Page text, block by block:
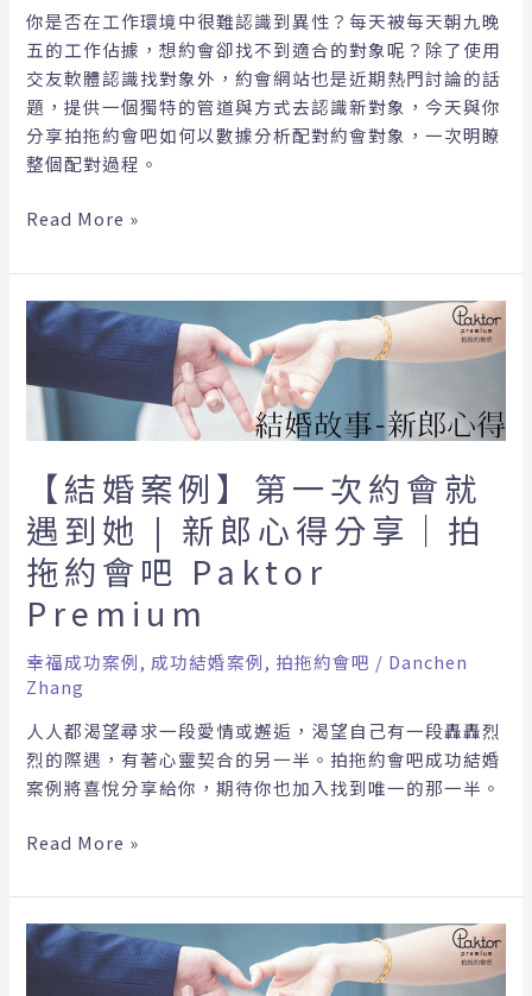
你是否在工作環境中很難認識到異性？每天被每天朝九晚
五的工作佔據，想約會卻找不到適合的對象呢？除了使用
交友軟體認識找對象外，約會網站也是近期熱門討論的話
題，提供一個獨特的管道與方式去認識新對象，今天與你
分享拍拖約會吧如何以數據分析配對約會對象，一次明瞭
整個配對過程。
網
站
「拍
拖
約
會
讓
愛
顧
問
你
找
理
象！
Read More »
【結婚案例】第一次約會就
遇到她 | 新郎心得分享｜拍
拖約會吧 Paktor
Premium
幸福成功案例, 成功結婚案例, 拍拖約會吧 / Danchen
Zhang
人人都渴望尋求一段愛情或邂逅，渴望自己有一段轟轟烈
烈的際遇，有著心靈契合的另一半。拍拖約會吧成功結婚
案例將喜悅分享給你，期待你也加入找到唯一的那一半。
【結
婚
例】
第
約
會
就
遇
到
她
|
郎
心
得
享
拖
Read More »
【結
婚